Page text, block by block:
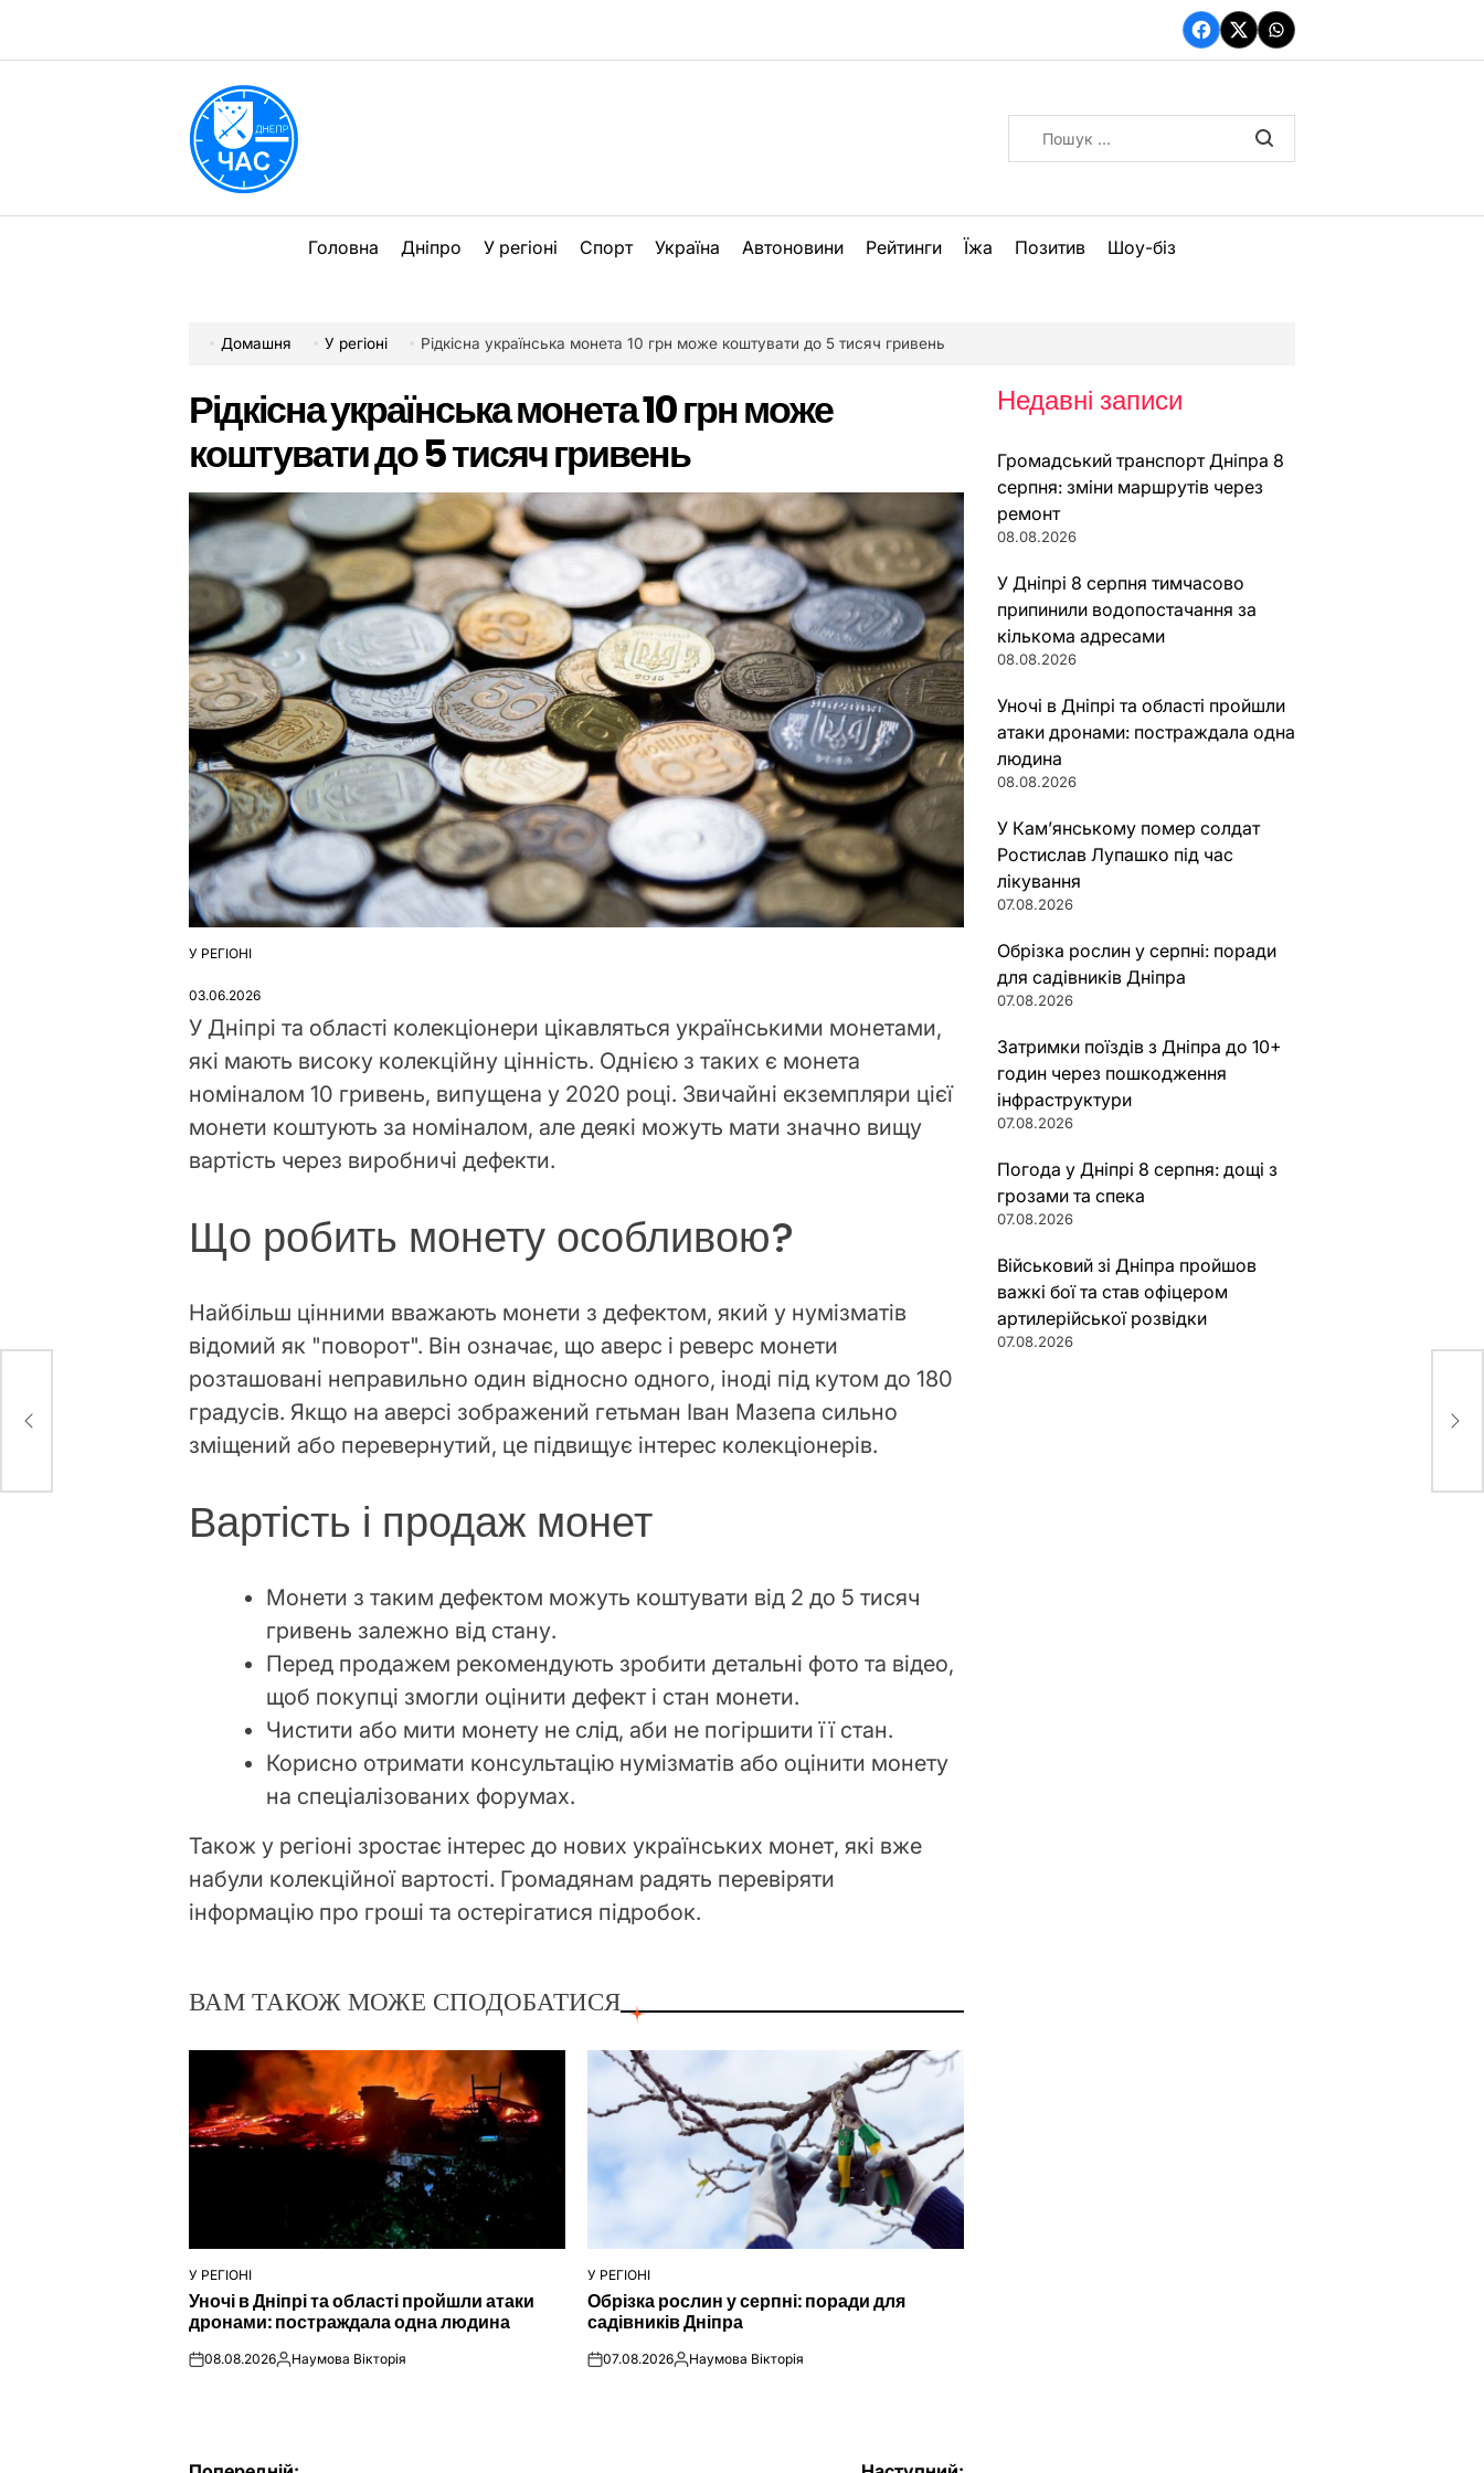
вмісту
Facebook
TwitterWhatsApp
Головна Дніпро У регіоні Спорт Україна Автоновини Рейтинги Їжа Позитив Шоу-біз
Домашня У регіоні Рідкісна українська монета 10 грн може коштувати до 5 тисяч гривень
Рідкісна українська монета 10 грн може
коштувати до 5 тисяч гривень
ОПУБЛІКУВАТИ
У РЕГІОНІ
03.06.2026
У Дніпрі та області колекціонери цікавляться українськими монетами,
які мають високу колекційну цінність. Однією з таких є монета
номіналом 10 гривень, випущена у 2020 році. Звичайні екземпляри цієї
монети коштують за номіналом, але деякі можуть мати значно вищу
вартість через виробничі дефекти.
Що робить монету особливою?
Найбільш цінними вважають монети з дефектом, який у нумізматів
відомий як "поворот". Він означає, що аверс і реверс монети
розташовані неправильно один відносно одного, іноді під кутом до 180
градусів. Якщо на аверсі зображений гетьман Іван Мазепа сильно
зміщений або перевернутий, це підвищує інтерес колекціонерів.
Вартість і продаж монет
Монети з таким дефектом можуть коштувати від 2 до 5 тисяч
гривень залежно від стану.
Перед продажем рекомендують зробити детальні фото та відео,
щоб покупці змогли оцінити дефект і стан монети.
Чистити або мити монету не слід, аби не погіршити її стан.
Корисно отримати консультацію нумізматів або оцінити монету
на спеціалізованих форумах.
Також у регіоні зростає інтерес до нових українських монет, які вже
набули колекційної вартості. Громадянам радять перевіряти
інформацію про гроші та остерігатися підробок.
ВАМ ТАКОЖ МОЖЕ СПОДОБАТИСЯ
ОПУБЛІКУВАТИ
У
У РЕГІОНІ
Уночі в Дніпрі та області пройшли атаки
дронами: постраждала одна людина
on08.08.2026Опубліковано
Наумова Вікторія
ОПУБЛІКУВАТИ
У
У РЕГІОНІ
Обрізка рослин у серпні: поради для
садівників Дніпра
on07.08.2026Опубліковано
Наумова Вікторія
на
Недавні записи
Громадський транспорт Дніпра 8
серпня: зміни маршрутів через
ремонт
08.08.2026
У Дніпрі 8 серпня тимчасово
припинили водопостачання за
кількома адресами
08.08.2026
Уночі в Дніпрі та області пройшли
атаки дронами: постраждала одна
людина
08.08.2026
У Кам’янському помер солдат
Ростислав Лупашко під час
лікування
07.08.2026
Обрізка рослин у серпні: поради
для садівників Дніпра
07.08.2026
Затримки поїздів з Дніпра до 10+
годин через пошкодження
інфраструктури
07.08.2026
Погода у Дніпрі 8 серпня: дощі з
грозами та спека
07.08.2026
Військовий зі Дніпра пройшов
важкі бої та став офіцером
артилерійської розвідки
07.08.2026